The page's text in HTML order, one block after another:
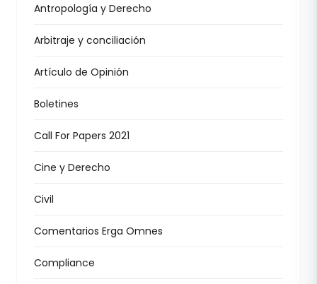
Antropología y Derecho
Arbitraje y conciliación
Artículo de Opinión
Boletines
Call For Papers 2021
Cine y Derecho
Civil
Comentarios Erga Omnes
Compliance